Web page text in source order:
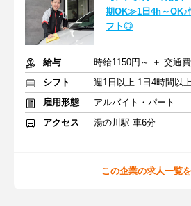
期OK≫1日4h～
フト◎
給与
時給1150円～ ＋ 交通
シフト
雇用形態
アルバイト・パート
アクセス
湯の川駅 車6分
この企業の求人一覧